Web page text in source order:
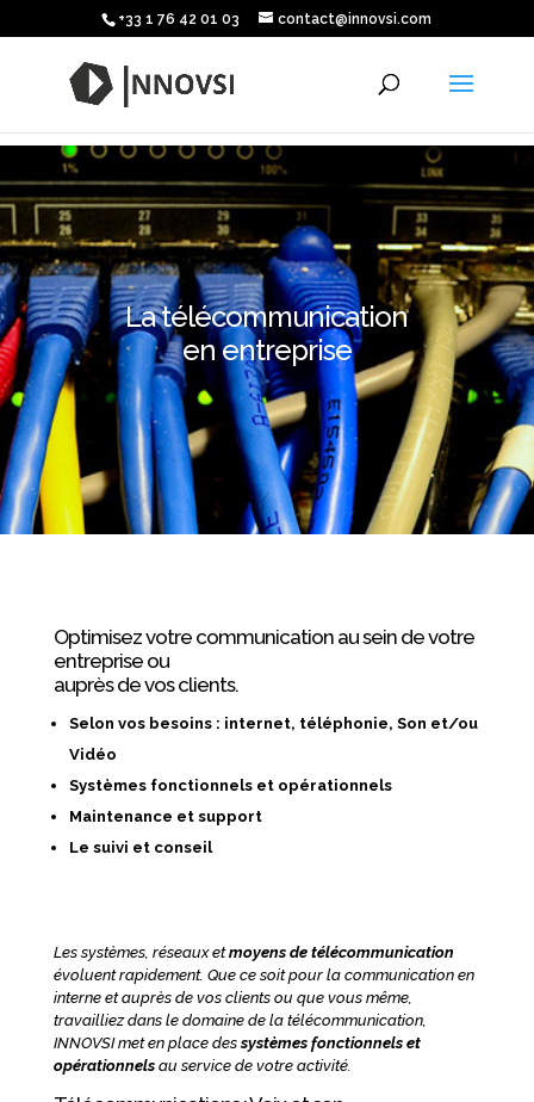
+33 1 76 42 01 03 contact@innovsi.com
La télécommunication
en entreprise
Optimisez votre communication au sein de votre
entreprise ou
auprès de vos clients.
Selon vos besoins : internet, téléphonie, Son et/ou
Vidéo
Systèmes fonctionnels et opérationnels
Maintenance et support
Le suivi et conseil
Les systèmes, réseaux etmoyens de télécommunication
évoluent rapidement. Que ce soit pour la communication en
interne et auprès de vos clients ou que vous même,
travailliez dans le domaine de la télécommunication,
INNOVSI met en place dessystèmes fonctionnels et
opérationnelsau service de votre activité.